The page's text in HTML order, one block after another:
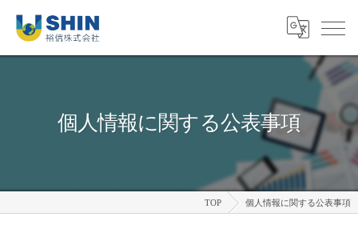
個人情報に関する公表事項
TOP 個人情報に関する公表事項